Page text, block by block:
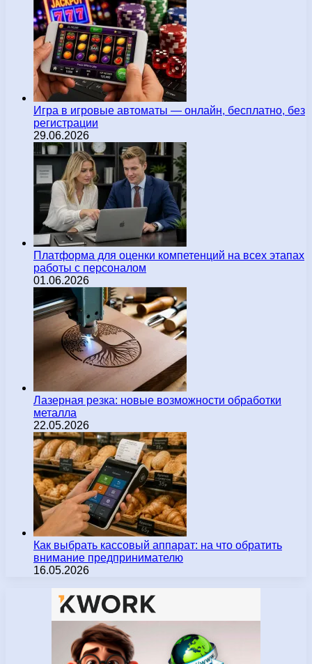
Игра в игровые автоматы — онлайн, бесплатно, без
регистрации
29.06.2026
Платформа для оценки компетенций на всех этапах
работы с персоналом
01.06.2026
Лазерная резка: новые возможности обработки
металла
22.05.2026
Как выбрать кассовый аппарат: на что обратить
внимание предпринимателю
16.05.2026